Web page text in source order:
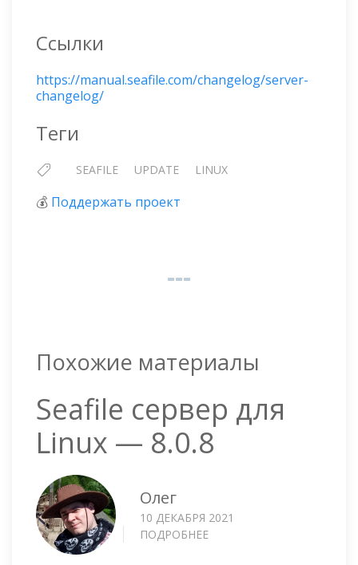
Ссылки
https://manual.seafile.com/changelog/server-
changelog/
Теги
SEAFILE UPDATE LINUX
💰 Поддержать проект
Похожие материалы
Seafile сервер для
Linux — 8.0.8
Олег
10 ДЕКАБРЯ 2021
ПОДРОБНЕЕ